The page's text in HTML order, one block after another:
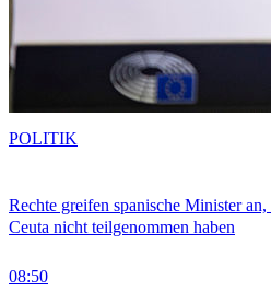
Rechte greifen spanische Minister
Ceuta nicht teilgenommen haben
08:50
POLITIK